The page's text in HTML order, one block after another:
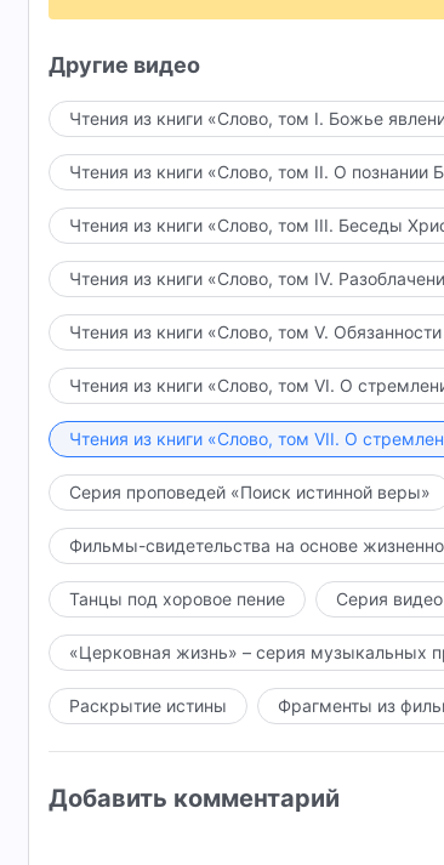
Другие видео
Чтения из книги «Слово, том I. Божье
Чтения из книги «Слово, том II. О познании
Чтения из книги «Слово, том III. Беседы
Чтения из книги «Слово, том IV.
Чтения из книги «Слово, том V.
Чтения из книги «Слово, том VI. О
Чтения из книги «Слово, том VII. О
Серия проповедей «Поиск истинной веры»
Фильмы-свидетельства на основе
Танцы под хоровое пение Серия
«Церковная жизнь» – серия музыкальных
Раскрытие истины Фрагменты из
Добавить комментарий